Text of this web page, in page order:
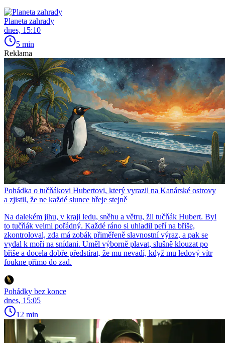
Planeta zahrady
dnes, 15:10
5 min
Reklama
Pohádka o tučňákovi Hubertovi, který vyrazil na Kanárské ostrovy
a zjistil, že ne každé slunce hřeje stejně
Na dalekém jihu, v kraji ledu, sněhu a větru, žil tučňák Hubert. Byl
to tučňák velmi pořádný. Každé ráno si uhladil peří na břiše,
zkontroloval, zda má zobák přiměřeně slavnostní výraz, a pak se
vydal k moři na snídani. Uměl výborně plavat, slušně klouzat po
břiše a docela dobře předstírat, že mu nevadí, když mu ledový vítr
foukne přímo do zad.
Pohádky bez konce
dnes, 15:05
12 min